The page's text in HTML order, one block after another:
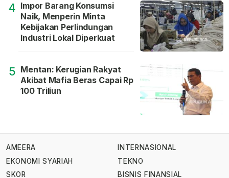
4 Impor Barang Konsumsi
Naik, Menperin Minta
Kebijakan Perlindungan
Industri Lokal Diperkuat
5 Mentan: Kerugian Rakyat
Akibat Mafia Beras Capai Rp
100 Triliun
AMEERA
EKONOMI SYARIAH
SKOR
INTERNASIONAL
TEKNO
BISNIS FINANSIAL